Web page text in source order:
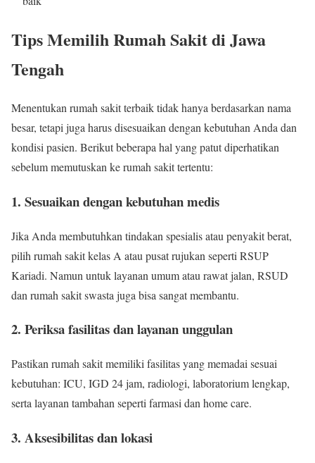
Tips Memilih Rumah Sakit di Jawa
Tengah
Menentukan rumah sakit terbaik tidak hanya berdasarkan nama
besar, tetapi juga harus disesuaikan dengan kebutuhan Anda dan
kondisi pasien. Berikut beberapa hal yang patut diperhatikan
sebelum memutuskan ke rumah sakit tertentu:
1. Sesuaikan dengan kebutuhan medis
Jika Anda membutuhkan tindakan spesialis atau penyakit berat,
pilih rumah sakit kelas A atau pusat rujukan seperti RSUP
Kariadi. Namun untuk layanan umum atau rawat jalan, RSUD
dan rumah sakit swasta juga bisa sangat membantu.
2. Periksa fasilitas dan layanan unggulan
Pastikan rumah sakit memiliki fasilitas yang memadai sesuai
kebutuhan: ICU, IGD 24 jam, radiologi, laboratorium lengkap,
serta layanan tambahan seperti farmasi dan home care.
3. Aksesibilitas dan lokasi